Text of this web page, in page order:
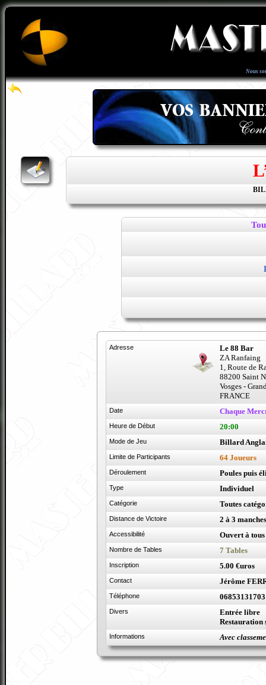
Nous
Adresse
Le 88 Bar
ZA Ranfaing
1, Route de
88200 Saint
Vosges -
FRANCE
Date Chaque
Heure de Début 20:00
Mode de Jeu Billard
Limite de Participants 64 Joueurs
Déroulement Poules puis
Type Individuel
Catégorie Toutes
Distance de Victoire 2 à 3
Accessibilité Ouvert à tous
Nombre de Tables 7 Tables
Inscription 5.00 €uros
Contact Jérôme
Téléphone 06853131703
Divers
Entrée libre
Restauration
Informations Avec